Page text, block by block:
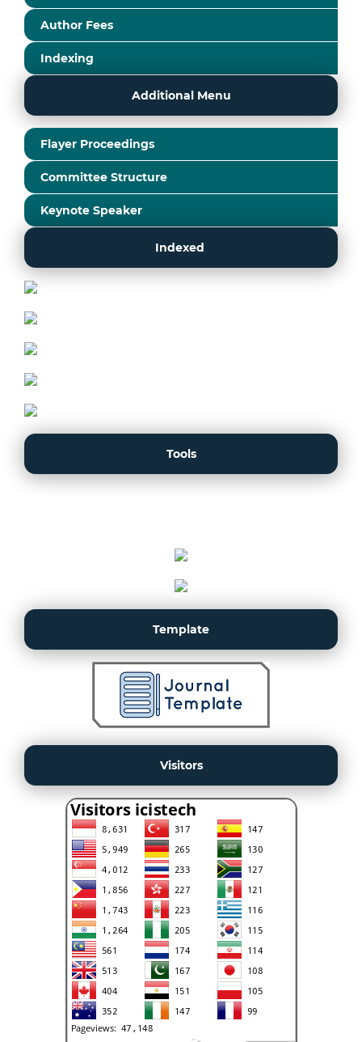
Author Fees
Indexing
Additional Menu
Flayer Proceedings
Committee Structure
Keynote Speaker
Indexed
Tools
Template
Visitors